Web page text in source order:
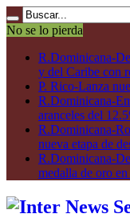
No se lo pierda
R.Dominicana-
y del Caribe con
P. Rico-Lanza
R.Dominicana-
aranceles del
R.Dominicana-
nueva etapa de
R.Dominicana-
medalla de oro